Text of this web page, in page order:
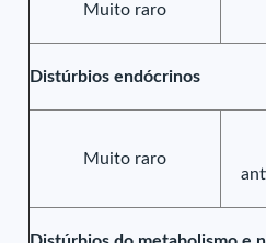
Muito raro
Distúrbios endócrinos
Muito raro